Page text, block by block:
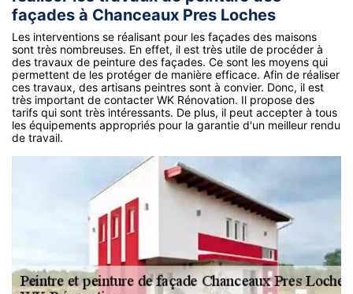
façades à Chanceaux Pres Loches
Les interventions se réalisant pour les façades des maisons
sont très nombreuses. En effet, il est très utile de procéder à
des travaux de peinture des façades. Ce sont les moyens qui
permettent de les protéger de manière efficace. Afin de réaliser
ces travaux, des artisans peintres sont à convier. Donc, il est
très important de contacter WK Rénovation. Il propose des
tarifs qui sont très intéressants. De plus, il peut accepter à tous
les équipements appropriés pour la garantie d'un meilleur rendu
de travail.